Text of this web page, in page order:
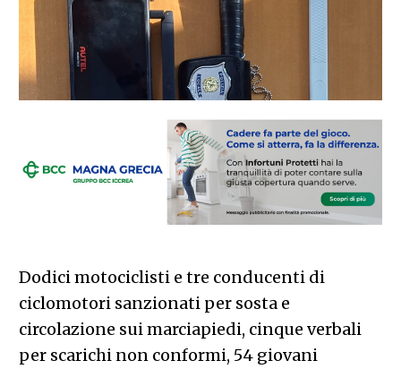
Dodici motociclisti e tre conducenti di
ciclomotori sanzionati per sosta e
circolazione sui marciapiedi, cinque verbali
per scarichi non conformi, 54 giovani